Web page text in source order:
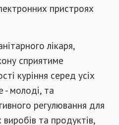
пристроях
лікаря,
сприятиме
куріння серед усіх
- молоді, та
регулювання для
та продуктів,